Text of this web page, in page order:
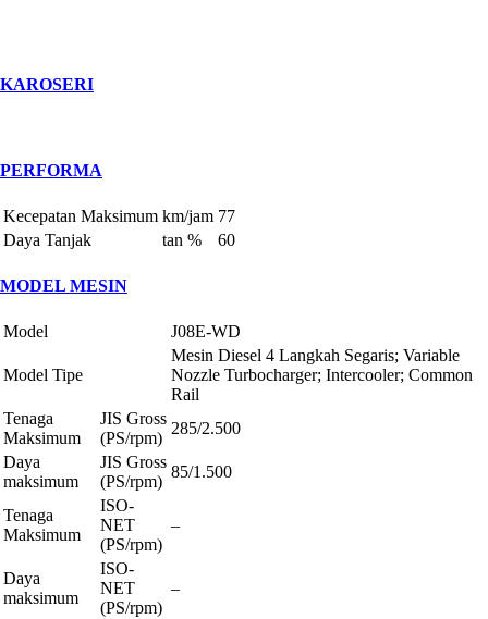
KAROSERI
PERFORMA
Kecepatan Maksimum km/jam 77
Daya Tanjak
tan % 60
MODEL MESIN
Model J08E-WD
Model Tipe
Mesin Diesel 4 Langkah Segaris; Variable
Nozzle Turbocharger; Intercooler; Common
Rail
Tenaga
Maksimum
JIS Gross
(PS/rpm)
285/2.500
Daya
maksimum
JIS Gross
(PS/rpm)
85/1.500
Tenaga
Maksimum
ISO-
NET
(PS/rpm)
–
Daya
maksimum
ISO-
NET
(PS/rpm)
–